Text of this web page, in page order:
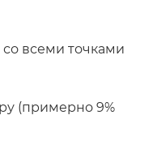
всеми точками
(примерно 9%